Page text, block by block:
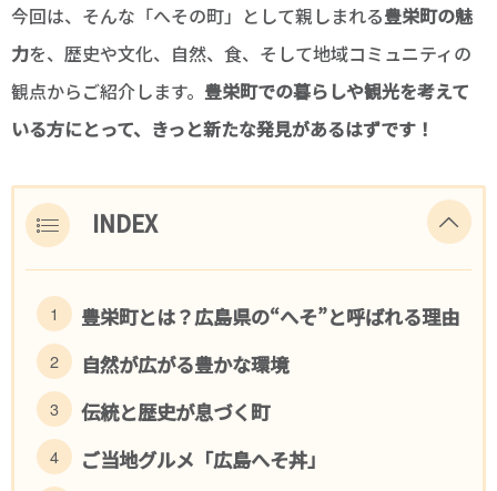
今回は、そんな「へその町」として親しまれる豊栄町の魅
力を、歴史や文化、自然、食、そして地域コミュニティの
観点からご紹介します。 豊栄町での暮らしや観光を考えて
いる方にとって、きっと新たな発見があるはずです！
INDEX
豊栄町とは？広島県の“へそ”と呼ばれる理由
自然が広がる豊かな環境
伝統と歴史が息づく町
ご当地グルメ「広島へそ丼」